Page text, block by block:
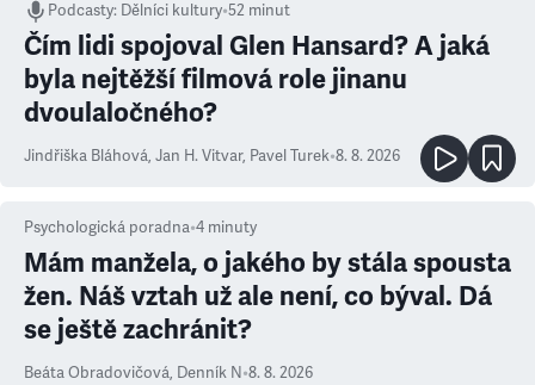
Podcasty: Dělníci kultury•52 minut
Čím lidi spojoval Glen Hansard? A jaká
byla nejtěžší filmová role jinanu
dvoulaločného?
Jindřiška Bláhová, Jan H. Vitvar, Pavel Turek•8. 8. 2026
Psychologická poradna•4 minuty
Mám manžela, o jakého by stála spousta
žen. Náš vztah už ale není, co býval. Dá
se ještě zachránit?
Beáta Obradovičová, Denník N•8. 8. 2026